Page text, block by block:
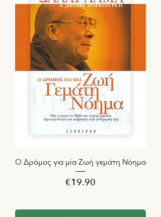
Ο Δρόμος για μία Ζωή γεμάτη Νόημα
Price
€19.90